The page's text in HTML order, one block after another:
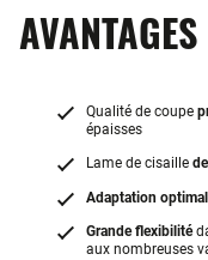
AVANTAGES
Qualité de coupe
épaisses
Lame de cisaille
Adaptation
Grande flexibilité
aux nombreuses